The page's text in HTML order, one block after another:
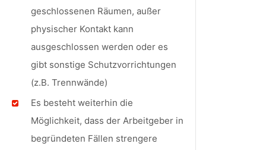
geschlossenen Räumen, außer
physischer Kontakt kann
ausgeschlossen werden oder es
gibt sonstige Schutzvorrichtungen
(z.B. Trennwände)
Es besteht weiterhin die
Möglichkeit, dass der Arbeitgeber in
begründeten Fällen strengere